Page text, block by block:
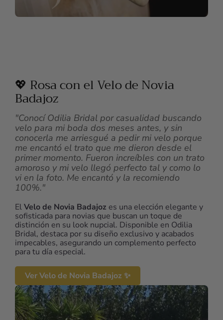
💖 Rosa con el Velo de Novia
Badajoz
"Conocí Odilia Bridal por casualidad buscando
velo para mi boda dos meses antes, y sin
conocerla me arriesgué a pedir mi velo porque
me encantó el trato que me dieron desde el
primer momento. Fueron increíbles con un trato
amoroso y mi velo llegó perfecto tal y como lo
vi en la foto. Me encantó y la recomiendo
100%."
ElVelo de Novia Badajoz es una elección elegante y
sofisticada para novias que buscan un toque de
distinción en su look nupcial. Disponible en Odilia
Bridal, destaca por su diseño exclusivo y acabados
impecables, asegurando un complemento perfecto
para tu día especial.
Ver Velo de Novia Badajoz ✨